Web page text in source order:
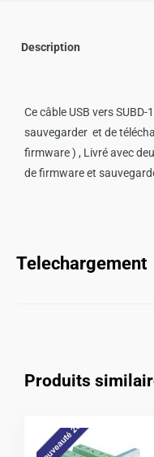
Description
Ce câble USB vers
sauvegarder et de
firmware ) , Livré avec
de firmware et
Telechargement
Produits